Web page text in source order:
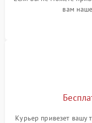
вам
Курьер привезет вашу